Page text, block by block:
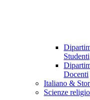
Studenti
Docenti
Italiano &
Scienze